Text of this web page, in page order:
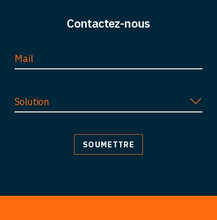
Contactez-nous
Solution